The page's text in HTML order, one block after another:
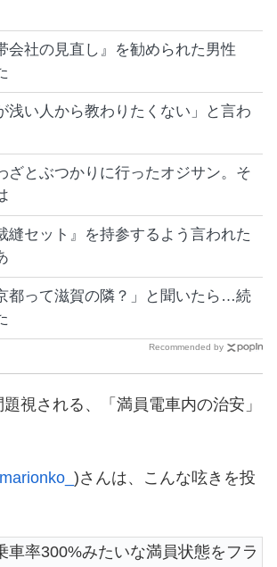
会社の見直し』を勧められた男性
浅い人から教わりたくない」と言わ
ざとぶつかりに行ったオジサン。そ
縫セット』を持参するよう言われた
都って滋賀の隣？」と聞いたら…続
Recommended by
視される、「満員電車内の治安」
)さんは、こんな呟きを投
車率300%みたいな満員状態をフラ